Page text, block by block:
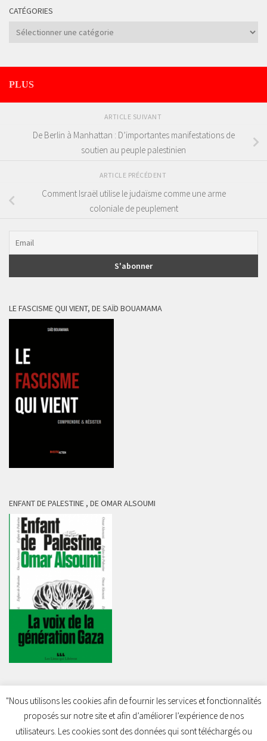
CATÉGORIES
Catégories
PLUS
ARTICLE SUIVANT
De Berlin à Manhattan : D’importantes manifestations de
soutien au peuple palestinien
ARTICLE PRÉCÉDENT
Comment Israël utilise le judaïsme comme une arme
coloniale de peuplement
LE FASCISME QUI VIENT, DE SAÏD BOUAMAMA
ENFANT DE PALESTINE , DE OMAR ALSOUMI
Charleroi Pour la Palestine © 2026. Tous droits réservés.
"Nous utilisons les cookies afin de fournir les services et fonctionnalités
proposés sur notre site et afin d’améliorer l’expérience de nos
utilisateurs. Les cookies sont des données qui sont téléchargés ou